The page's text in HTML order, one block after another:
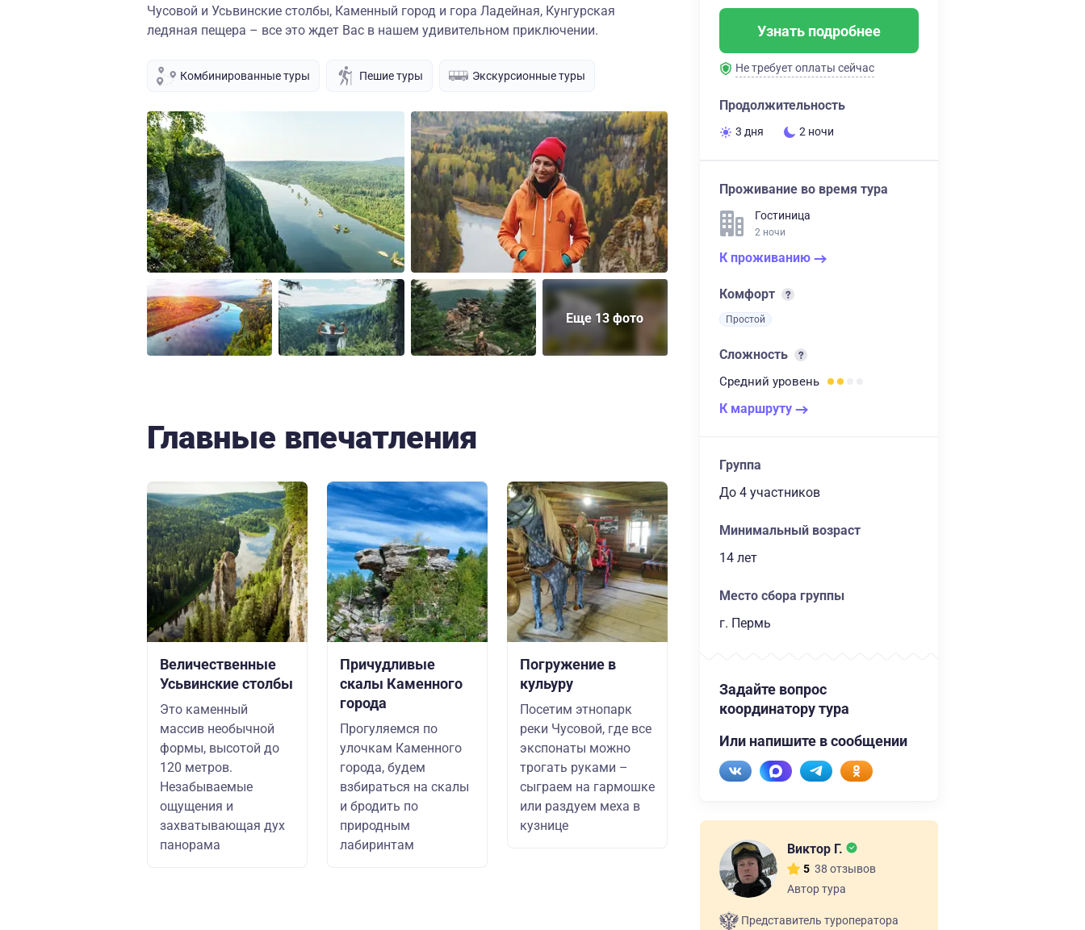
Чусовой и Усьвинские столбы, Каменный город и гора Ладейная, Кунгурская
ледяная пещера – все это ждет Вас в нашем удивительном приключении.
Комбинированные туры Пешие туры Экскурсионные туры
Еще 13 фото
Главные впечатления
Величественные
Усьвинские столбы
Это каменный
массив необычной
формы, высотой до
120 метров.
Незабываемые
ощущения и
захватывающая дух
панорама
Причудливые
скалы Каменного
города
Прогуляемся по
улочкам Каменного
города, будем
взбираться на скалы
и бродить по
природным
лабиринтам
Погружение в
кульуру
Посетим этнопарк
реки Чусовой, где все
экспонаты можно
трогать руками –
сыграем на гармошке
или раздуем меха в
кузнице
Узнать подробнее
Не требует оплаты сейчас
Продолжительность
3 дня 2 ночи
Проживание во время тура
Гостиница
2 ночи
К проживанию
Комфорт
Простой
Сложность
Средний уровень
К маршруту
Группа
до 4 участников
Минимальный возраст
14 лет
Место сбора группы
г. Пермь
Задайте вопрос
координатору тура
Или напишите в сообщении
Виктор Г.
5 38 отзывов
Автор тура
Представитель туроператора